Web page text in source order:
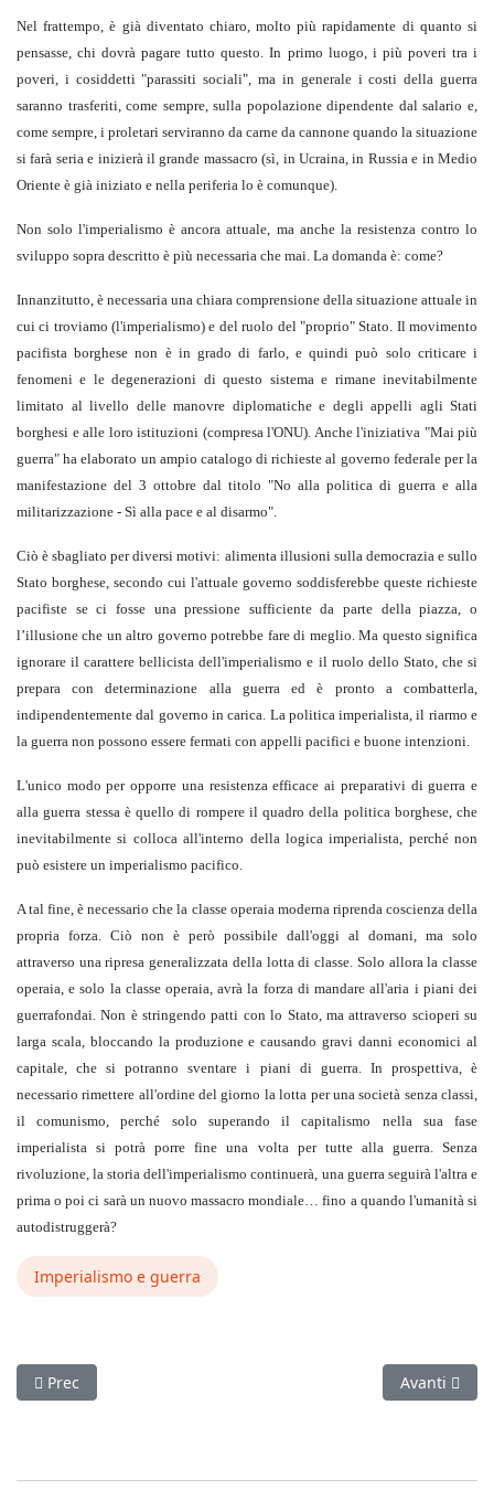
Nel frattempo, è già diventato chiaro, molto più rapidamente di quanto si
pensasse, chi dovrà pagare tutto questo. In primo luogo, i più poveri tra i
poveri, i cosiddetti "parassiti sociali", ma in generale i costi della guerra
saranno trasferiti, come sempre, sulla popolazione dipendente dal salario e,
come sempre, i proletari serviranno da carne da cannone quando la situazione
si farà seria e inizierà il grande massacro (sì, in Ucraina, in Russia e in Medio
Oriente è già iniziato e nella periferia lo è comunque).
Non solo l'imperialismo è ancora attuale, ma anche la resistenza contro lo
sviluppo sopra descritto è più necessaria che mai. La domanda è: come?
Innanzitutto, è necessaria una chiara comprensione della situazione attuale in
cui ci troviamo (l'imperialismo) e del ruolo del "proprio" Stato. Il movimento
pacifista borghese non è in grado di farlo, e quindi può solo criticare i
fenomeni e le degenerazioni di questo sistema e rimane inevitabilmente
limitato al livello delle manovre diplomatiche e degli appelli agli Stati
borghesi e alle loro istituzioni (compresa l'ONU). Anche l'iniziativa "Mai più
guerra" ha elaborato un ampio catalogo di richieste al governo federale per la
manifestazione del 3 ottobre dal titolo "No alla politica di guerra e alla
militarizzazione - Sì alla pace e al disarmo".
Ciò è sbagliato per diversi motivi: alimenta illusioni sulla democrazia e sullo
Stato borghese, secondo cui l'attuale governo soddisferebbe queste richieste
pacifiste se ci fosse una pressione sufficiente da parte della piazza, o
l’illusione che un altro governo potrebbe fare di meglio. Ma questo significa
ignorare il carattere bellicista dell'imperialismo e il ruolo dello Stato, che si
prepara con determinazione alla guerra ed è pronto a combatterla,
indipendentemente dal governo in carica. La politica imperialista, il riarmo e
la guerra non possono essere fermati con appelli pacifici e buone intenzioni.
L'unico modo per opporre una resistenza efficace ai preparativi di guerra e
alla guerra stessa è quello di rompere il quadro della politica borghese, che
inevitabilmente si colloca all'interno della logica imperialista, perché non
può esistere un imperialismo pacifico.
A tal fine, è necessario che la classe operaia moderna riprenda coscienza della
propria forza. Ciò non è però possibile dall'oggi al domani, ma solo
attraverso una ripresa generalizzata della lotta di classe. Solo allora la classe
operaia, e solo la classe operaia, avrà la forza di mandare all'aria i piani dei
guerrafondai. Non è stringendo patti con lo Stato, ma attraverso scioperi su
larga scala, bloccando la produzione e causando gravi danni economici al
capitale, che si potranno sventare i piani di guerra. In prospettiva, è
necessario rimettere all'ordine del giorno la lotta per una società senza classi,
il comunismo, perché solo superando il capitalismo nella sua fase
imperialista si potrà porre fine una volta per tutte alla guerra. Senza
rivoluzione, la storia dell'imperialismo continuerà, una guerra seguirà l'altra e
prima o poi ci sarà un nuovo massacro mondiale… fino a quando l'umanità si
autodistruggerà?
Imperialismo e guerra
Articolo precedente: A Minneapolis e dintorni, di Stato si
Prec Articolo
Avanti